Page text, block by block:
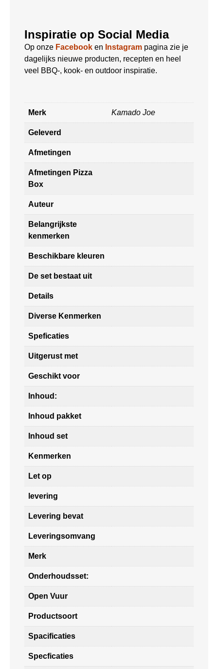
Inspiratie op Social Media
Op onze Facebook en Instagram pagina zie je
dagelijks nieuwe producten, recepten en heel
veel BBQ-, kook- en outdoor inspiratie.
Merk Kamado Joe
Geleverd
Afmetingen
Afmetingen Pizza
Box
Auteur
Belangrijkste
kenmerken
Beschikbare kleuren
De set bestaat uit
Details
Diverse Kenmerken
Speficaties
Uitgerust met
Geschikt voor
Inhoud:
Inhoud pakket
Inhoud set
Kenmerken
Let op
levering
Levering bevat
Leveringsomvang
Merk
Onderhoudsset:
Open Vuur
Productsoort
Spacificaties
Specficaties